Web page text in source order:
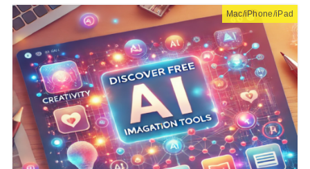
Mac/iPhone/iPad